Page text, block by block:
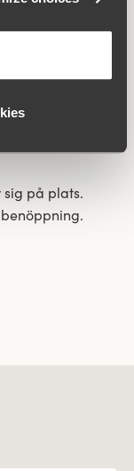
och
och är väldigt
38/40.
på plats.